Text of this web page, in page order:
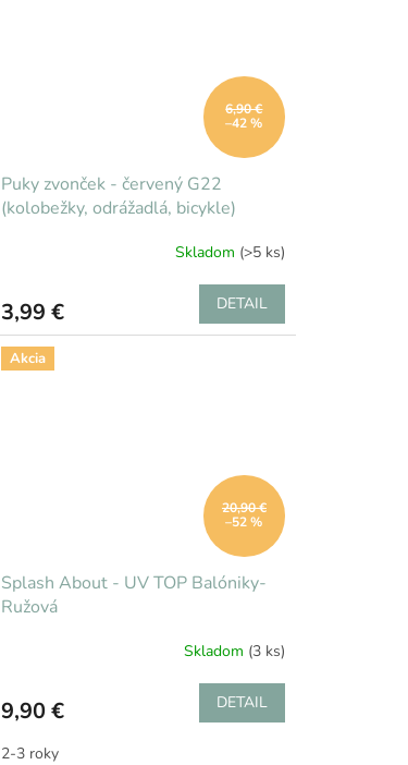
6,90 €
–42 %
Puky zvonček - červený G22
(kolobežky, odrážadlá, bicykle)
Skladom (>5 ks)
3,99 € DETAIL
Akcia
20,90 €
–52 %
Splash About - UV TOP Balóniky-
Ružová
Skladom (3 ks)
9,90 € DETAIL
2-3 roky